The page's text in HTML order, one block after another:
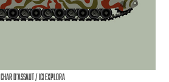
Char d’assaut / ICI Explora